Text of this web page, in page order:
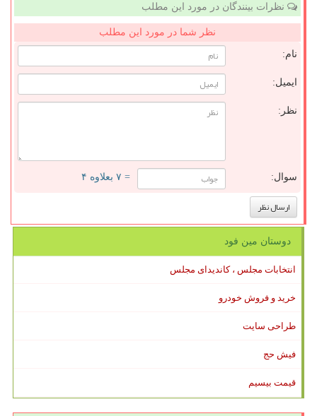
نظرات بینندگان در مورد این مطلب
نظر شما در مورد این مطلب
نام:
ایمیل:
نظر:
سوال: = ۷ بعلاوه ۴
دوستان مین فود
انتخابات مجلس ، کاندیدای مجلس
خرید و فروش خودرو
طراحی سایت
فیش حج
قیمت بیسیم